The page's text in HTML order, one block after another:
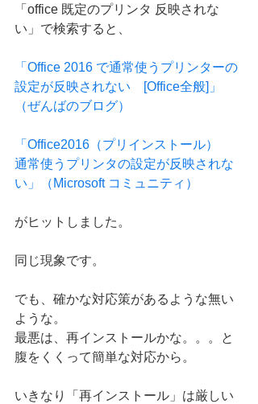
「office 既定のプリンタ 反映されな
い」で検索すると、
「Office 2016 で通常使うプリンターの
設定が反映されない　[Office全般]」
（ぜんばのブログ）
「Office2016（プリインストール）
通常使うプリンタの設定が反映されな
い」（Microsoft コミュニティ）
がヒットしました。
同じ現象です。
でも、確かな対応策があるような無い
ような。
最悪は、再インストールかな。。。と
腹をくくって簡単な対応から。
いきなり「再インストール」は厳しい